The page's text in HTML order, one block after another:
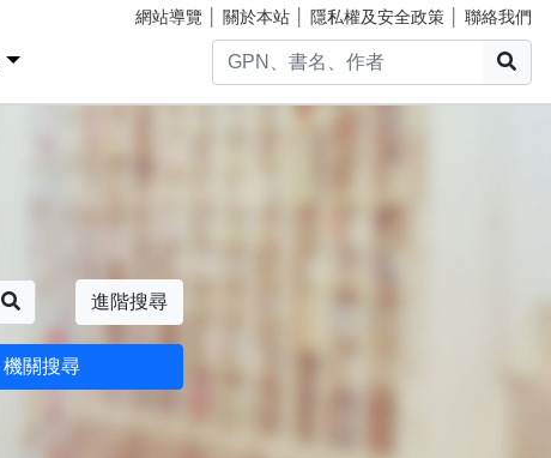
網站導覽 關於本站 隱私權及安全政策 聯絡我們
進階搜尋
機關搜尋